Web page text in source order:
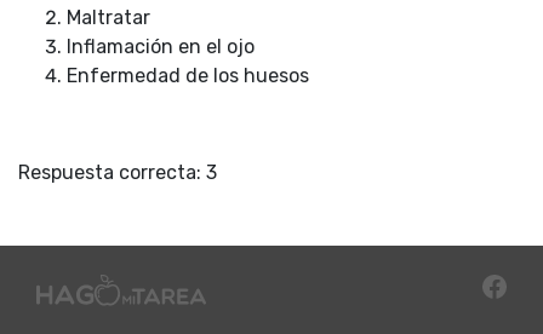
Maltratar
Inflamación en el ojo
Enfermedad de los huesos
Respuesta correcta: 3